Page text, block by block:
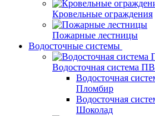
Кровельные ограждения
Пожарные лестницы
Водосточные системы
Водосточная система
Водосточная
Пломбир
Водосточная
Шоколад